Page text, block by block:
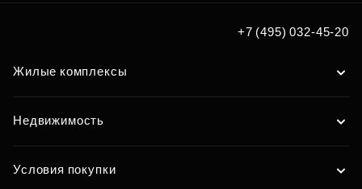
+7 (495) 032-45-20
Жилые комплексы
Недвижимость
Условия покупки